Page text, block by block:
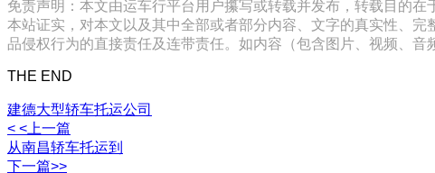
免责声明：本文由运车行平台用户攥写或转载并发布，转载目的
本站证实，对本文以及其中全部或者部分内容、文字的真实性、
品侵权行为的直接责任及连带责任。如内容（包含图片、视频、
THE END
建德大型轿车托运公司
< <上一篇
从南昌轿车托运到
下一篇>>